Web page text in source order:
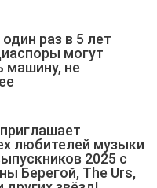
раз в 5 лет
могут
машину, не
любителей музыки
2025 с
Берегой, The Urs,